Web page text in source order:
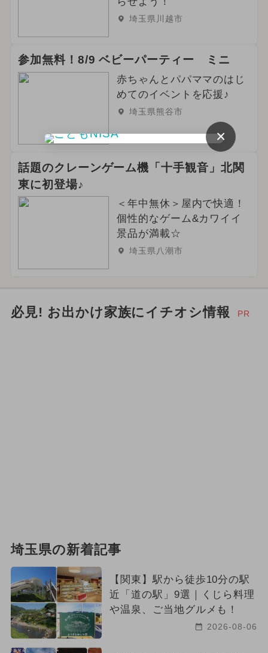
埼玉県川越市
参加無料！8/9 ベビーパーティー ミニ
赤ちゃんとパパママのはじ
めてのイベントを応援♪
埼玉県熊谷市
話題のクレーンゲーム機「十手観音」北関
東に初登場♪
＜年中無休＞屋内で快適！
個性的なゲーム&カワイイ
景品が満載☆
埼玉県八潮市
必見! お出かけ家族にイチオシ情報 PR
埼玉県の新着記事
【関東】駅から徒歩10分の駅
近「道の駅」9選｜くじら料理
や温泉、ご当地グルメも！
2026-08-06
×